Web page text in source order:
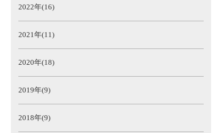
2022年(16)
2021年(11)
2020年(18)
2019年(9)
2018年(9)